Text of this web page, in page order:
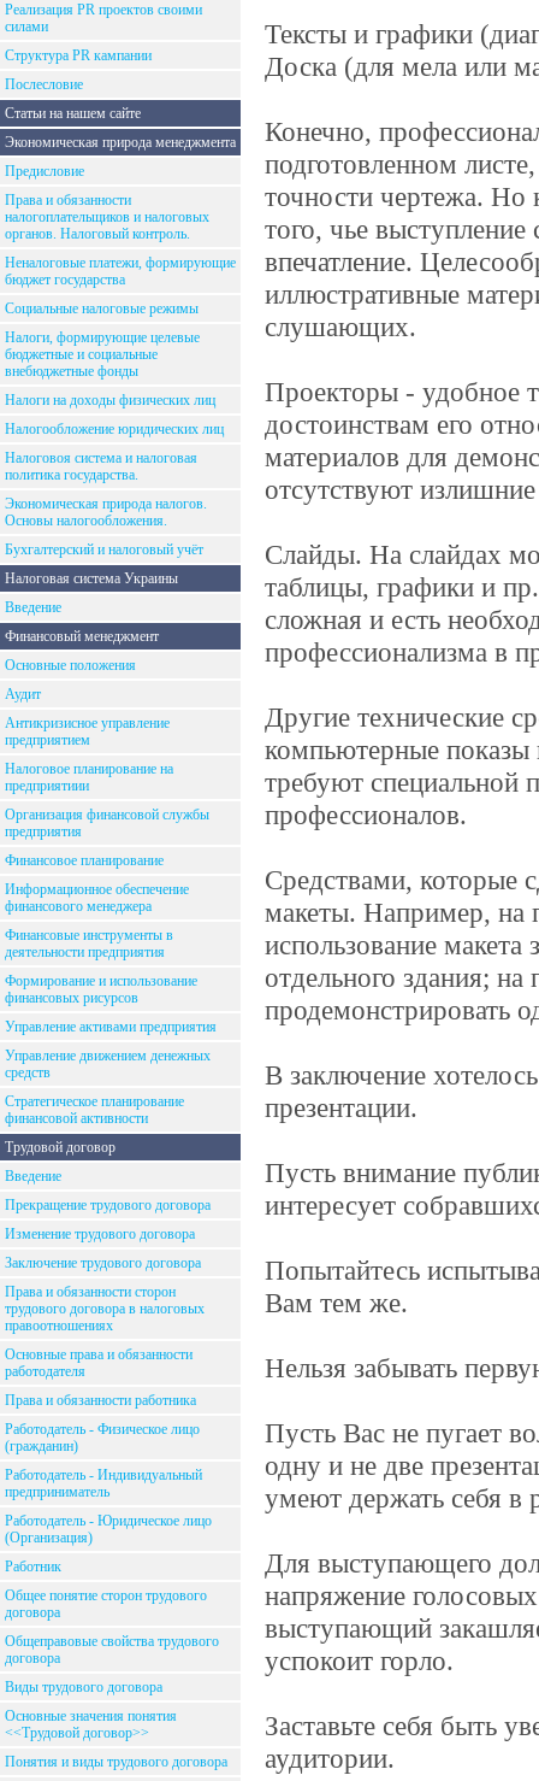
Реализация PR проектов своими
силами
Структура PR кампании
Послесловие
Статьи на нашем сайте
Экономическая природа менеджмента
Предисловие
Права и обязанности
налогоплательщиков и налоговых
органов. Налоговый контроль.
Неналоговые платежи, формирующие
бюджет государства
Социальные налоговые режимы
Налоги, формирующие целевые
бюджетные и социальные
внебюджетные фонды
Налоги на доходы физических лиц
Налогообложение юридических лиц
Налоговоя система и налоговая
политика государства.
Экономическая природа налогов.
Основы налогообложения.
Бухгалтерский и налоговый учёт
Налоговая система Украины
Введение
Финансовый менеджмент
Основные положения
Аудит
Антикризисное управление
предприятием
Налоговое планирование на
предприятиии
Организация финансовой службы
предприятия
Финансовое планирование
Информационное обеспечение
финансового менеджера
Финансовые инструменты в
деятельности предприятия
Формирование и использование
финансовых рисурсов
Управление активами предприятия
Управление движением денежных
средств
Стратегическое планирование
финансовой активности
Трудовой договор
Введение
Прекращение трудового договора
Изменение трудового договора
Заключение трудового договора
Права и обязанности сторон
трудового договора в налоговых
правоотношениях
Основные права и обязанности
работодателя
Права и обязанности работника
Работодатель - Физическое лицо
(гражданин)
Работодатель - Индивидуальный
предприниматель
Работодатель - Юридическое лицо
(Организация)
Работник
Общее понятие сторон трудового
договора
Общеправовые свойства трудового
договора
Виды трудового договора
Основные значения понятия
<<Трудовой договор>>
Понятия и виды трудового договора
Тексты и графики
Доска (для мела или
Конечно,
подготовленном
точности чертежа. Но
того, чье
впечатление.
иллюстративные
слушающих.
Проекторы - удобное
достоинствам его
материалов для
отсутствуют
Слайды. На слайдах
таблицы, графики и
сложная и есть
профессионализма в
Другие технические
компьютерные показы
требуют специальной
профессионалов.
Средствами, которые
макеты. Например, на
использование
отдельного здания;
продемонстрировать
В заключение
презентации.
Пусть внимание
интересует
Попытайтесь
Вам тем же.
Нельзя забывать
Пусть Вас не пугает
одну и не две
умеют держать себя в
Для выступающего
напряжение
выступающий
успокоит горло.
Заставьте себя быть
аудитории.